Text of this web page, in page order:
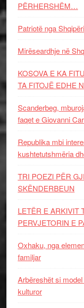
PËRHERSHËM…
Patriotë nga
Mirëseardhje në
KOSOVA E KA
TA FITOJË EDHE
Scanderbeg,
faqet e Giovanni
Republika mbi
kushtetutshmëria
TRI POEZI PËR
SKËNDERBEUN
LETËR E ARKIVIT
PERVJETORIN E
Oxhaku, nga
familjar
Arbëreshët si
kulturor